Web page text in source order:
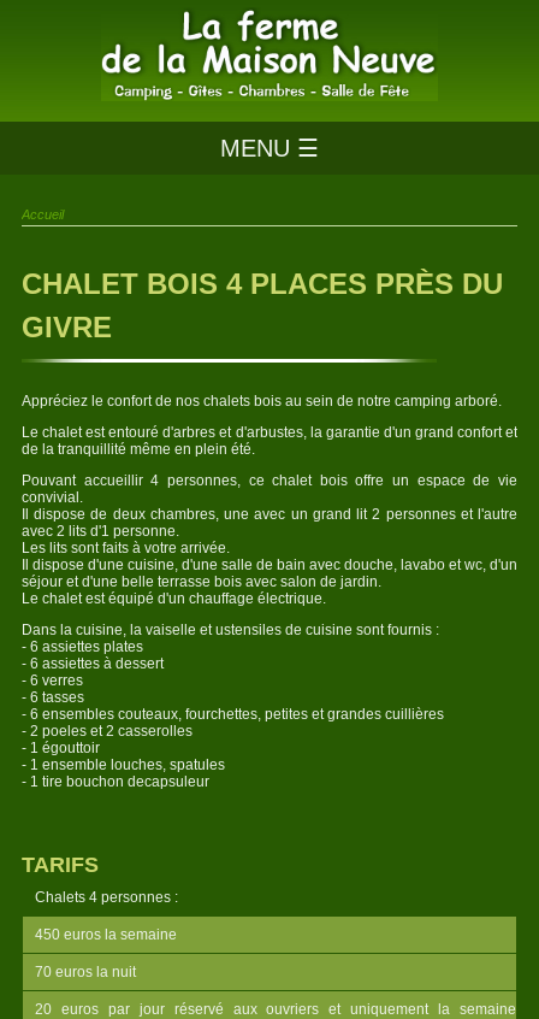
MENU ☰
Accueil
CHALET BOIS 4 PLACES PRÈS DU
GIVRE
Appréciez le confort de nos chalets bois au sein de notre camping arboré.
Le chalet est entouré d'arbres et d'arbustes, la garantie d'un grand confort et
de la tranquillité même en plein été.
Pouvant accueillir 4 personnes, ce chalet bois offre un espace de vie
convivial.
Il dispose de deux chambres, une avec un grand lit 2 personnes et l'autre
avec 2 lits d'1 personne.
Les lits sont faits à votre arrivée.
Il dispose d'une cuisine, d'une salle de bain avec douche, lavabo et wc, d'un
séjour et d'une belle terrasse bois avec salon de jardin.
Le chalet est équipé d'un chauffage électrique.
Dans la cuisine, la vaiselle et ustensiles de cuisine sont fournis :
- 6 assiettes plates
- 6 assiettes à dessert
- 6 verres
- 6 tasses
- 6 ensembles couteaux, fourchettes, petites et grandes cuillières
- 2 poeles et 2 casserolles
- 1 égouttoir
- 1 ensemble louches, spatules
- 1 tire bouchon decapsuleur
TARIFS
Chalets 4 personnes :
450 euros la semaine
70 euros la nuit
20 euros par jour réservé aux ouvriers et uniquement la semaine